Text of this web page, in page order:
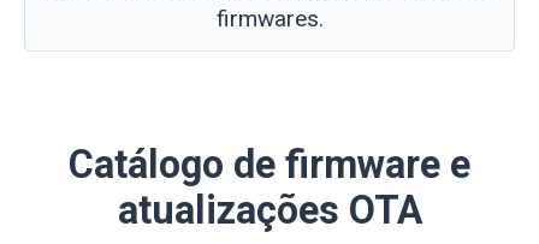
firmwares.
Catálogo de firmware e
atualizações OTA